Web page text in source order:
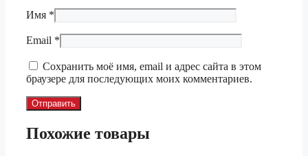
Имя *
Email *
Сохранить моё имя, email и адрес сайта в этом
браузере для последующих моих комментариев.
Похожие товары